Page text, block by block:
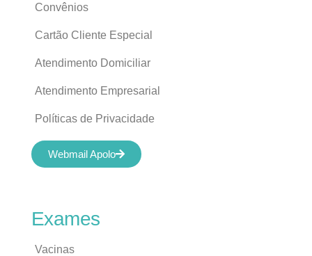
Exames
Vacinas
Convênios
Cartão Cliente Especial
Atendimento Domiciliar
Atendimento Empresarial
Políticas de Privacidade
Webmail Apolo